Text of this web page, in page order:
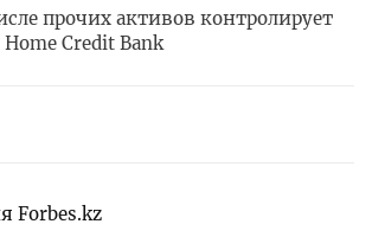
прочих активов контролирует
Credit Bank
Forbes.kz